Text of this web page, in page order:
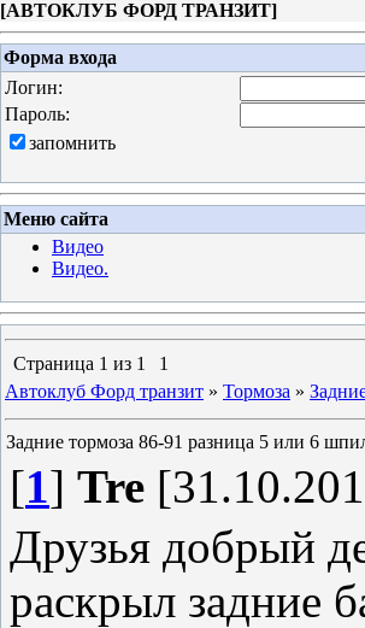
[АВТОКЛУБ ФОРД ТРАНЗИТ]
Форма входа
Логин:
Пароль:
запомнить
Меню сайта
Видео
Видео.
Страница 1 из 1
1
Автоклуб Форд транзит » Тормоза »
Задние тормоза 86-91 разница 5 или 6
[1] Tre
Друзья добрый
раскрыл задние